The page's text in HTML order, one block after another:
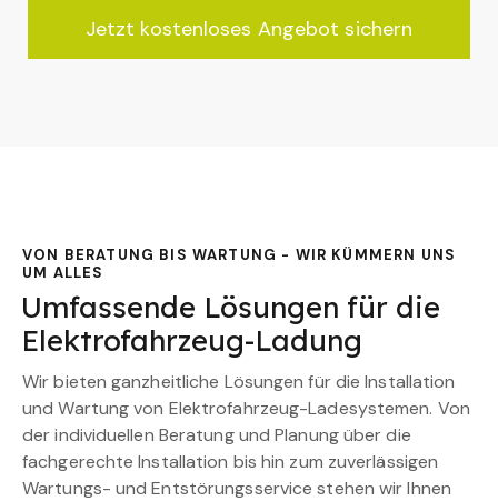
Jetzt kostenloses Angebot sichern
VON BERATUNG BIS WARTUNG - WIR KÜMMERN UNS
UM ALLES
Umfassende Lösungen für die
Elektrofahrzeug-Ladung
Wir bieten ganzheitliche Lösungen für die Installation
und Wartung von Elektrofahrzeug-Ladesystemen. Von
der individuellen Beratung und Planung über die
fachgerechte Installation bis hin zum zuverlässigen
Wartungs- und Entstörungsservice stehen wir Ihnen